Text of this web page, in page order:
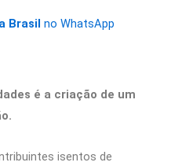
Brasil no WhatsApp
é a criação de um
isentos de